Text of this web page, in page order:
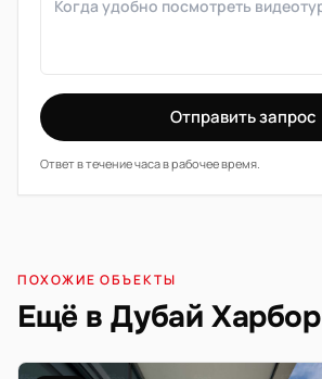
Отправить запрос
Ответ в течение часа в рабочее время.
ПОХОЖИЕ ОБЪЕКТЫ
Ещё в Дубай Харбор